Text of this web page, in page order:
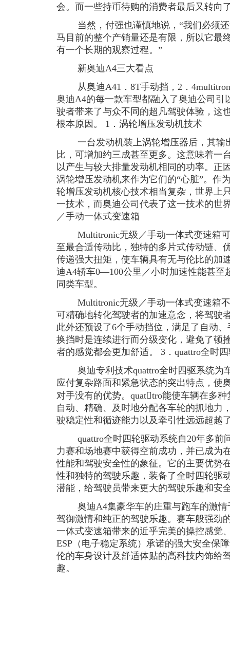
会。而一些持币待购的消费者最后又转向
当然，付强也谨慎地说，“我们必须还
马目前的整个产销量还是有限，所以它最
有一个长期的观察过程。”
新奥迪A4三大看点
从奥迪A41．8T手动挡，2．
奥迪A4的每一款车型都融入了奥迪公司引
驶者带来了与众不同的超凡驾驶体验，这
根本原因。 1．涡轮增压发动机技术
一台发动机装上涡轮增压器后，其输
比，可增加约三成甚至更多。这意味着一
以产生与较大排量发动机相同的功率。正
涡轮增压发动机来作为它们的“心脏”。作
轮增压发动机核心技术相当复杂，世界上
一技术，而奥迪公司代表了这一技术的世
／手动一体式变速箱
Multitronic无级／手动一体式变速箱可
至最合适传动比，独特的多片式传动链、
传递强大扭矩，使车辆具有无与伦比的加
迪A4轿车0—100公里／小时加速性能甚至
同类车型。
Multitronic无级／手动一体式变速箱不
可精确地转化驾驶者的加速意念，将驾驶
此外还预设了6个手动挡位，满足了自动
换挡时是连续进行而分级变化，避免了顿
者的感觉都会更加舒适。 3．quattro全时
奥迪专利技术quattro全时四驱系统为
应付复杂路面和紧急状态的突出特点，使
对手没有的优势。quattro能使车辆在多
自动、精确、及时地分配各车轮的抓地力
驶稳定性和循迹能力以及牵引性远远超越
quattro全时四轮驱动系统自20年多前
力赛和场地赛中获得空前成功，并已成为
性能和驾驶安全性的象征。它的主要优势
性和独特的驾驶乐趣，装备了全时四轮驱
潜能，给驾驶员带来更大的驾驶乐趣和安
奥迪A4集豪华车的庄重与跑车的激情
驾御激情和纯正的驾驶乐趣。赛车般强劲
一体式变速箱带来的近乎完美的操控感觉
ESP（电子稳定系统）承诺的强大安全保
伦的车身设计及舒适体贴的高科技内饰给
趣。